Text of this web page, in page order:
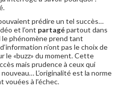
prédire un tel succès…
et l’ont partagépartout dans
le phénomène prend tant
n’ont pas le choix de
le «buzz» du moment. Cette
mais prudence à ceux qui
L’originalité est la norme
vouées à l’échec.